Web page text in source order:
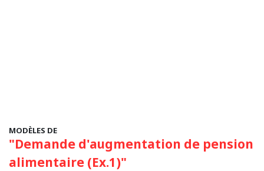
MODÈLES DE
"Demande d'augmentation de pension
alimentaire (Ex.1)"